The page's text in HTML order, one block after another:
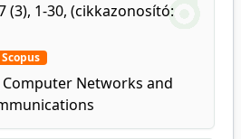
(3), 1-30, (cikkazonosító:
Scopus
Computer Networks and